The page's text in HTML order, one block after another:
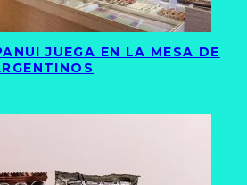
JUEGA EN LA MESA DE